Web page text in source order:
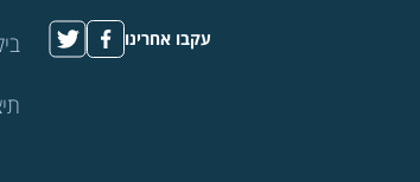
עקבו אחרינו